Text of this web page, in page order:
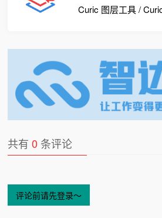
Curic 图层工具 /
共有0 条评论